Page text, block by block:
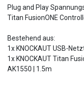
Plug and Play
Titan FusionONE
Bestehend aus:
1x KNOCKAUT USB-
1x KNOCKAUT Titan
AK1550 | 1.5m